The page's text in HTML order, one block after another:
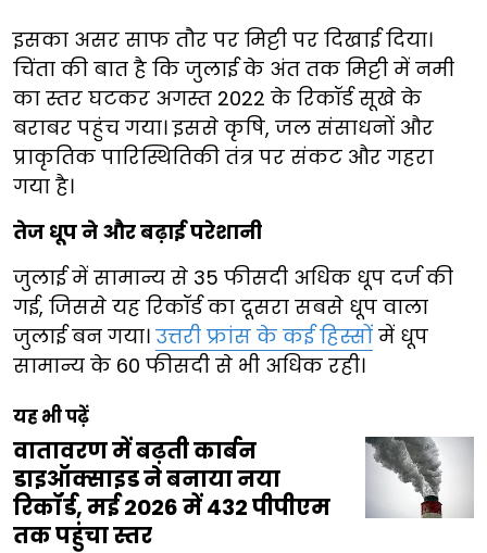
इसका असर साफ तौर पर मिट्टी पर दिखाई दिया।
चिंता की बात है कि जुलाई के अंत तक मिट्टी में नमी
का स्तर घटकर अगस्त 2022 के रिकॉर्ड सूखे के
बराबर पहुंच गया। इससे कृषि, जल संसाधनों और
प्राकृतिक पारिस्थितिकी तंत्र पर संकट और गहरा
गया है।
तेज धूप ने और बढ़ाई परेशानी
जुलाई में सामान्य से 35 फीसदी अधिक धूप दर्ज की
गई, जिससे यह रिकॉर्ड का दूसरा सबसे धूप वाला
जुलाई बन गया। उत्तरी फ्रांस के कई हिस्सों में धूप
सामान्य के 60 फीसदी से भी अधिक रही।
यह भी पढ़ें
वातावरण में बढ़ती कार्बन
डाइऑक्साइड ने बनाया नया
रिकॉर्ड, मई 2026 में 432 पीपीएम
तक पहुंचा स्तर